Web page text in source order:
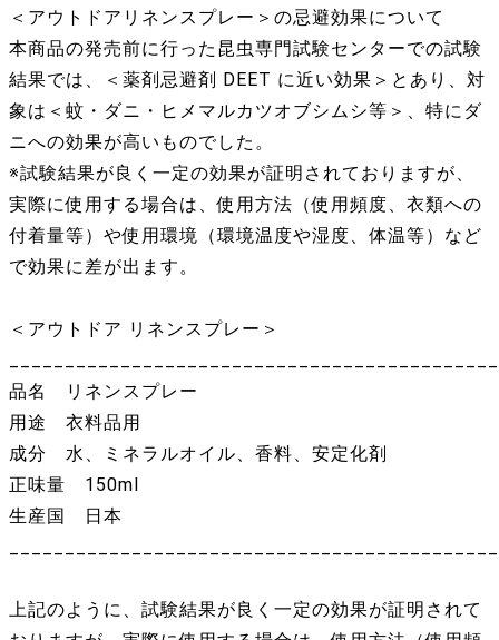
＜アウトドアリネンスプレー＞の忌避効果について
本商品の発売前に行った昆虫専門試験センターでの試験
結果では、＜薬剤忌避剤 DEET に近い効果＞とあり、対
象は＜蚊・ダニ・ヒメマルカツオブシムシ等＞、特にダ
ニへの効果が高いものでした。
※試験結果が良く一定の効果が証明されておりますが、
実際に使用する場合は、使用方法（使用頻度、衣類への
付着量等）や使用環境（環境温度や湿度、体温等）など
で効果に差が出ます。
＜アウトドア リネンスプレー＞
品名 リネンスプレー
用途 衣料品用
成分 水、ミネラルオイル、香料、安定化剤
正味量 150ml
生産国 日本
上記のように、試験結果が良く一定の効果が証明されて